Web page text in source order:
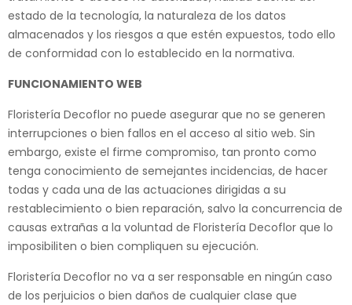
estado de la tecnología, la naturaleza de los datos
almacenados y los riesgos a que estén expuestos, todo ello
de conformidad con lo establecido en la normativa.
FUNCIONAMIENTO WEB
Floristería Decoflor no puede asegurar que no se generen
interrupciones o bien fallos en el acceso al sitio web. Sin
embargo, existe el firme compromiso, tan pronto como
tenga conocimiento de semejantes incidencias, de hacer
todas y cada una de las actuaciones dirigidas a su
restablecimiento o bien reparación, salvo la concurrencia de
causas extrañas a la voluntad de Floristería Decoflor que lo
imposibiliten o bien compliquen su ejecución.
Floristería Decoflor no va a ser responsable en ningún caso
de los perjuicios o bien daños de cualquier clase que